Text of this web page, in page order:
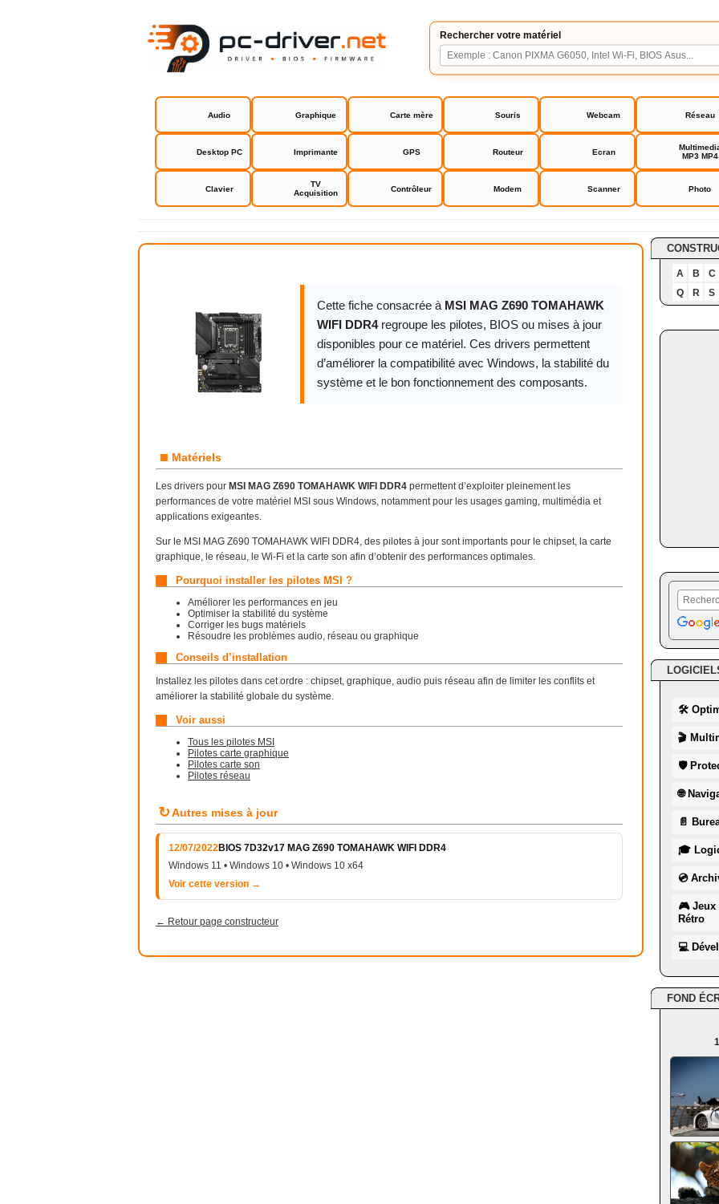
Rechercher votre matériel
Audio Graphique Carte mère Souris Webcam Réseau
Desktop PC Imprimante GPS Routeur Ecran
MP3 MP4
Clavier
TV
Acquisition
Contrôleur Modem Scanner Photo
MSI MAG Z690 TOMAHAWK WIFI DDR4
Cette fiche consacrée à MSI MAG Z690 TOMAHAWK
WIFI DDR4regroupe les pilotes, BIOS ou mises à jour
disponibles pour ce matériel. Ces drivers permettent
d’améliorer la compatibilité avec Windows, la stabilité du
système et le bon fonctionnement des composants.
■ Matériels
Les drivers pour MSI MAG Z690 TOMAHAWK WIFI DDR4 permettent d’exploiter pleinement les
performances de votre matériel MSI sous Windows, notamment pour les usages gaming, multimédia et
applications exigeantes.
Sur le MSI MAG Z690 TOMAHAWK WIFI DDR4, des pilotes à jour sont importants pour le chipset, la carte
graphique, le réseau, le Wi-Fi et la carte son afin d’obtenir des performances optimales.
Pourquoi installer les pilotes MSI ?
Améliorer les performances en jeu
Optimiser la stabilité du système
Corriger les bugs matériels
Résoudre les problèmes audio, réseau ou graphique
Conseils d’installation
Installez les pilotes dans cet ordre : chipset, graphique, audio puis réseau afin de limiter les conflits et
améliorer la stabilité globale du système.
Voir aussi
Tous les pilotes MSI
Pilotes carte graphique
Pilotes carte son
Pilotes réseau
↻Autres mises à jour
12/07/2022BIOS 7D32v17 MAG Z690 TOMAHAWK WIFI DDR4
Windows 11 • Windows 10 • Windows 10 x64
Voir cette version →
← Retour page constructeur
A B
C
Q
R S
🛠
🎬
🛡
🌐
📄
🎓
💿
🎮 Jeux
Rétro
💻
FOND